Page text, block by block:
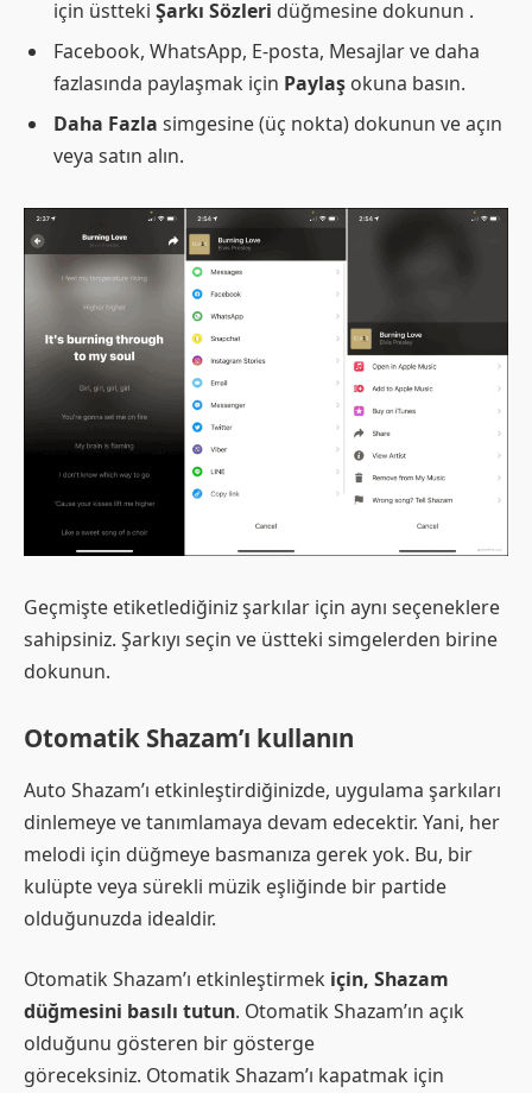
için üstteki Şarkı Sözleri düğmesine dokunun .
Facebook, WhatsApp, E-posta, Mesajlar ve daha
fazlasında paylaşmak için Paylaş okuna basın.
Daha Fazla simgesine (üç nokta) dokunun ve açın
veya satın alın.
Geçmişte etiketlediğiniz şarkılar için aynı seçeneklere
sahipsiniz. Şarkıyı seçin ve üstteki simgelerden birine
dokunun.
Otomatik Shazam’ı kullanın
Auto Shazam’ı etkinleştirdiğinizde, uygulama şarkıları
dinlemeye ve tanımlamaya devam edecektir. Yani, her
melodi için düğmeye basmanıza gerek yok. Bu, bir
kulüpte veya sürekli müzik eşliğinde bir partide
olduğunuzda idealdir.
Otomatik Shazam’ı etkinleştirmek için, Shazam
düğmesini basılı tutun. Otomatik Shazam’ın açık
olduğunu gösteren bir gösterge
göreceksiniz. Otomatik Shazam’ı kapatmak için